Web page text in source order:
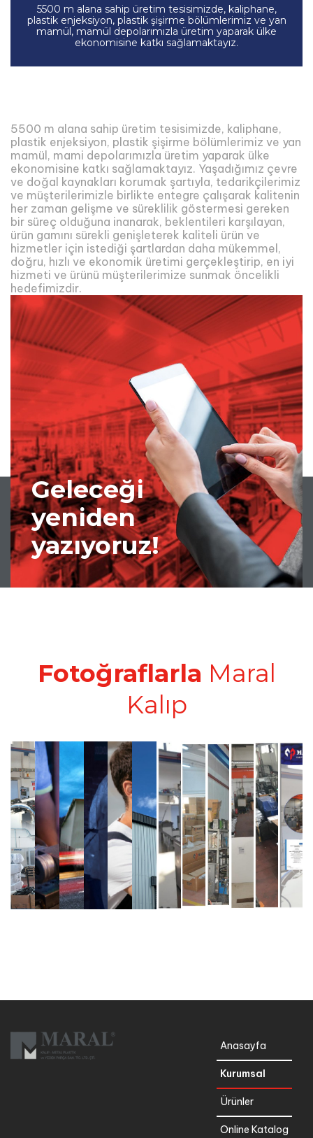
5500 m alana sahip üretim tesisimizde, kaliphane,
plastik enjeksiyon, plastik şişirme bölümlerimiz ve yan
mamül, mamül depolarımızla üretim yaparak ülke
ekonomisine katkı sağlamaktayız.
5500 m alana sahip üretim tesisimizde, kaliphane,
plastik enjeksiyon, plastik şişirme bölümlerimiz ve yan
mamül, mami depolarımızla üretim yaparak ülke
ekonomisine katkı sağlamaktayız. Yaşadığımız çevre
ve doğal kaynakları korumak şartıyla, tedarikçilerimiz
ve müşterilerimizle birlikte entegre çalışarak kalitenin
her zaman gelişme ve süreklilik göstermesi gereken
bir süreç olduğuna inanarak, beklentileri karşılayan,
ürün gamını sürekli genişleterek kaliteli ürün ve
hizmetler için istediği şartlardan daha mükemmel,
doğru, hızlı ve ekonomik üretimi gerçekleştirip, en iyi
hizmeti ve ürünü müşterilerimize sunmak öncelikli
hedefimizdir.
Geleceği
yeniden
yazıyoruz!
Fotoğraflarla Maral
Kalıp
Anasayfa
Kurumsal
Ürünler
Online Katalog